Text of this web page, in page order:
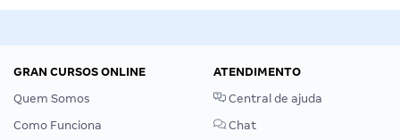
GRAN CURSOS ONLINE
Quem Somos
Como Funciona
ATENDIMENTO
Central de ajuda
Chat